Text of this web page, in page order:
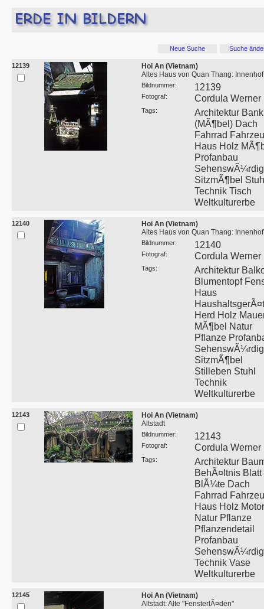
Neue Suche Suche
12139
Hoi An (Vietnam)
Altes Haus von Quan Thang: Innenhof
Bildnummer: 12139
Fotograf: Cordula Werner
Tags:
Architektur Bank
(MÃ¶bel) Dach
Fahrrad
Haus Holz
Profanbau
SitzmÃ¶bel
Technik Tisch
Weltkulturerbe
12140
Hoi An (Vietnam)
Altes Haus von Quan Thang: Innenhof
Bildnummer: 12140
Fotograf: Cordula Werner
Tags:
Architektur
Blumentopf
Haus
HaushaltsgerÃ¤t
Herd Holz
MÃ¶bel Natur
Pflanze
SitzmÃ¶bel
Stilleben Stuhl
Technik
Weltkulturerbe
12143
Hoi An (Vietnam)
Altstadt
Bildnummer: 12143
Fotograf: Cordula Werner
Tags:
Architektur
BehÃ¤ltnis Blatt
BlÃ¼te Dach
Fahrrad
Haus Holz
Natur Pflanze
Pflanzendetail
Profanbau
Technik Vase
Weltkulturerbe
12145
Hoi An (Vietnam)
Altstadt: Alte "FensterlÃ¤den"